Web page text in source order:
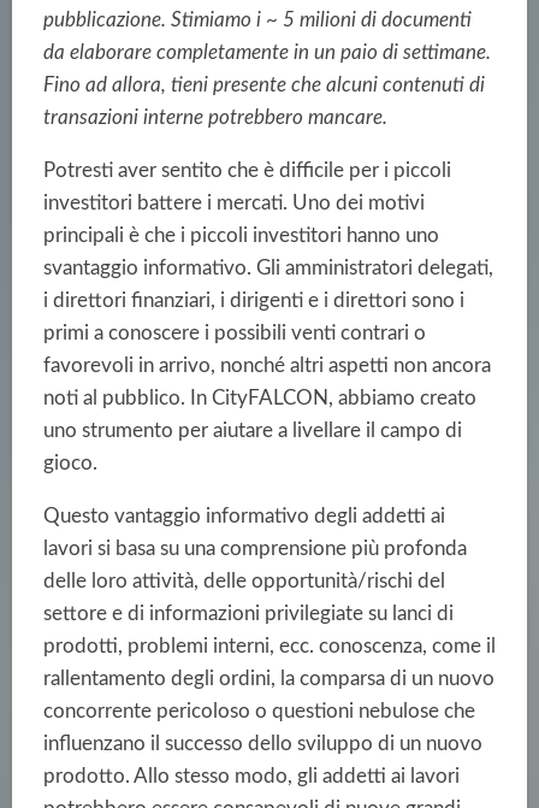
pubblicazione. Stimiamo i ~ 5 milioni di documenti
da elaborare completamente in un paio di settimane.
Fino ad allora, tieni presente che alcuni contenuti di
transazioni interne potrebbero mancare.
Potresti aver sentito che è difficile per i piccoli
investitori battere i mercati. Uno dei motivi
principali è che i piccoli investitori hanno uno
svantaggio informativo. Gli amministratori delegati,
i direttori finanziari, i dirigenti e i direttori sono i
primi a conoscere i possibili venti contrari o
favorevoli in arrivo, nonché altri aspetti non ancora
noti al pubblico. In CityFALCON, abbiamo creato
uno strumento per aiutare a livellare il campo di
gioco.
Questo vantaggio informativo degli addetti ai
lavori si basa su una comprensione più profonda
delle loro attività, delle opportunità/rischi del
settore e di informazioni privilegiate su lanci di
prodotti, problemi interni, ecc. conoscenza, come il
rallentamento degli ordini, la comparsa di un nuovo
concorrente pericoloso o questioni nebulose che
influenzano il successo dello sviluppo di un nuovo
prodotto. Allo stesso modo, gli addetti ai lavori